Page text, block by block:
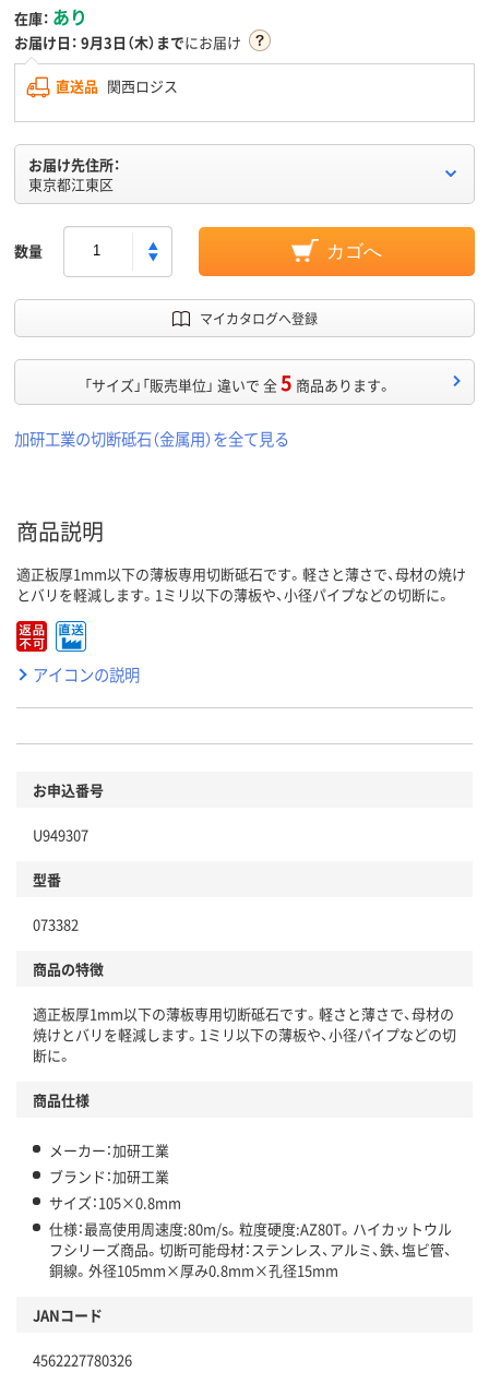
在庫： あり
お届け日： 9月3日（木）までにお届け
直送品 関西ロジス
お届け先住所：
東京都江東区
数量 カゴへ
マイカタログへ登録
「サイズ」「販売単位」 違いで 全5 商品あります。
加研工業の切断砥石（金属用）を全て見る
商品説明
適正板厚1mm以下の薄板専用切断砥石です。軽さと薄さで、母材の焼け
とバリを軽減します。1ミリ以下の薄板や、小径パイプなどの切断に。
アイコンの説明
お申込番号
U949307
型番
073382
商品の特徴
適正板厚1mm以下の薄板専用切断砥石です。軽さと薄さで、母材の
焼けとバリを軽減します。1ミリ以下の薄板や、小径パイプなどの切
断に。
商品仕様
メーカー：加研工業
ブランド：加研工業
サイズ：105×0.8mm
仕様：最高使用周速度:80m/s。粒度硬度:AZ80T。ハイカットウル
フシリーズ商品。切断可能母材：ステンレス、アルミ、鉄、塩ビ管、
銅線。外径105mm×厚み0.8mm×孔径15mm
JANコード
4562227780326